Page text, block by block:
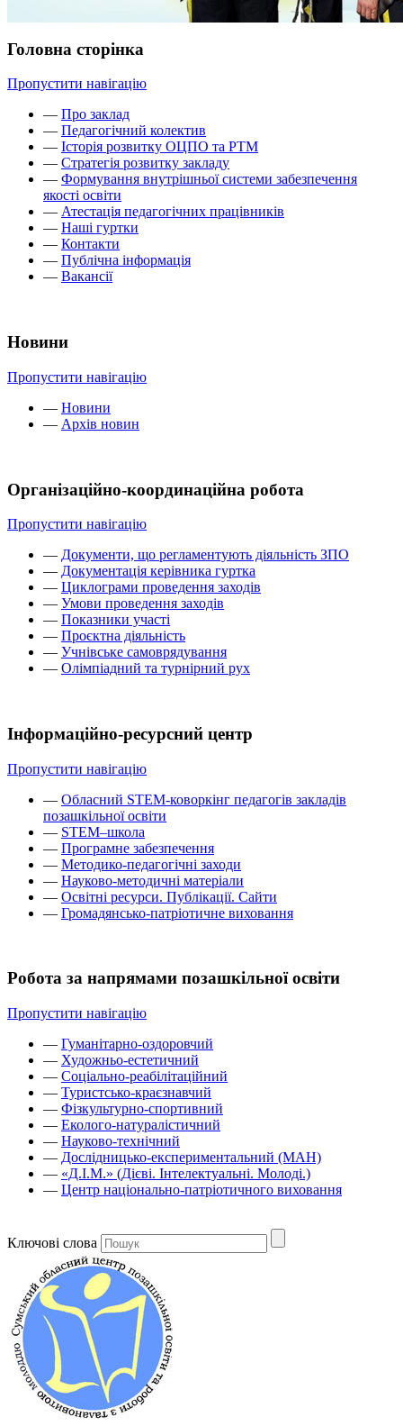
Головна сторінка
Пропустити навігацію
— Про заклад
— Педагогічний колектив
— Історія розвитку ОЦПО та РТМ
— Стратегія розвитку закладу
— Формування внутрішньої системи забезпечення
якості освіти
— Атестація педагогічних працівників
— Наші гуртки
— Контакти
— Публічна інформація
— Вакансії
Новини
Пропустити навігацію
— Новини
— Архів новин
Організаційно-координаційна робота
Пропустити навігацію
— Документи, що регламентують діяльність ЗПО
— Документація керівника гуртка
— Циклограми проведення заходів
— Умови проведення заходів
— Показники участі
— Проєктна діяльність
— Учнівське самоврядування
— Олімпіадний та турнірний рух
Інформаційно-ресурсний центр
Пропустити навігацію
— Обласний STEM-коворкінг педагогів закладів
позашкільної освіти
— STEM–школа
— Програмне забезпечення
— Методико-педагогічні заходи
— Науково-методичні матеріали
— Освітні ресурси. Публікації. Сайти
— Громадянсько-патріотичне виховання
Робота за напрямами позашкільної освіти
Пропустити навігацію
— Гуманітарно-оздоровчий
— Художньо-естетичний
— Соціально-реабілітаційний
— Туристсько-краєзнавчий
— Фізкультурно-спортивний
— Еколого-натуралістичний
— Науково-технічний
— Дослідницько-експериментальний (МАН)
— «Д.І.М.» (Дієві. Інтелектуальні. Молоді.)
— Центр національно-патріотичного виховання
Ключові слова